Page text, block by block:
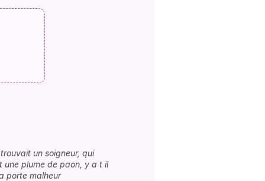
un soigneur, qui
une plume de paon, y a t il
porte malheur